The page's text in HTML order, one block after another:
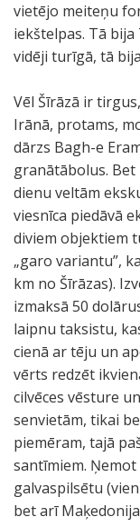
vietējo meiteņu
iekštelpas. Tā
vidēji turīgā, tā
Vēl Šīrāzā ir
Irānā, protams,
dārzs Bagh-e
granātābolus.
dienu veltām
viesnīca piedāvā
diviem objektiem
„garo variantu”,
km no Šīrāzas).
izmaksā 50
laipnu taksistu,
cienā ar tēju un
vērts redzēt
cilvēces vēsture
senvietām, tikai
piemēram, tajā
santīmiem.
galvaspilsētu
bet arī